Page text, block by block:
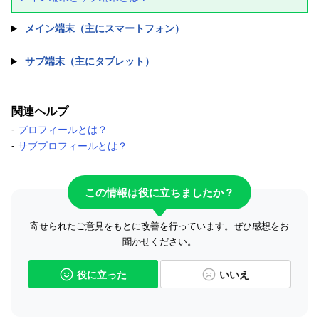
メイン端末（主にスマートフォン）
サブ端末（主にタブレット）
関連ヘルプ
- プロフィールとは？
- サブプロフィールとは？
この情報は役に立ちましたか？
寄せられたご意見をもとに改善を行っています。ぜひ感想をお
聞かせください。
役に立った いいえ